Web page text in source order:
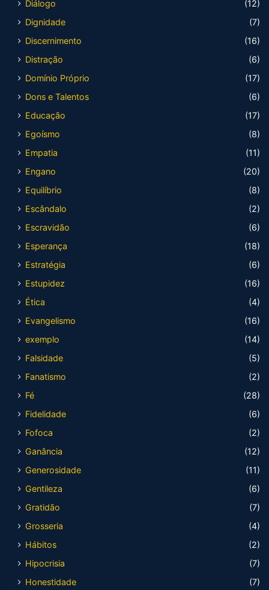
Diálogo
(12)
Dignidade
(7)
Discernimento
(16)
Distração
(6)
Domínio Próprio
(17)
Dons e Talentos
(6)
Educação
(17)
Egoísmo
(8)
Empatia
(11)
Engano
(20)
Equilíbrio
(8)
Escândalo
(2)
Escravidão
(6)
Esperança
(18)
Estratégia
(6)
Estupidez
(16)
Ética
(4)
Evangelismo
(16)
exemplo
(14)
Falsidade
(5)
Fanatismo
(2)
Fé
(28)
Fidelidade
(6)
Fofoca
(2)
Ganância
(12)
Generosidade
(11)
Gentileza
(6)
Gratidão
(7)
Grosseria
(4)
Hábitos
(2)
Hipocrisia
(7)
Honestidade
(7)